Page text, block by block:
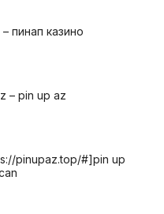
– пинап казино
– pin up az
pinupaz.top/#]pin up